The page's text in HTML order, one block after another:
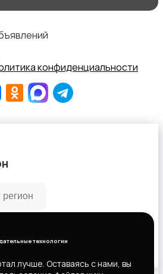
конфиденциальности
технологии
лучше. Оставаясь с нами, вы